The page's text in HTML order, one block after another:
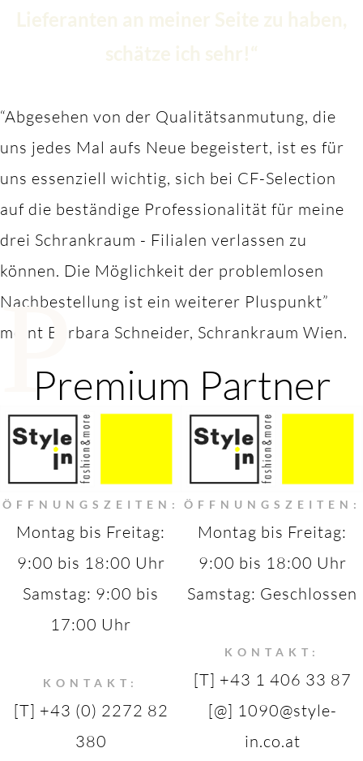
Lieferanten an meiner Seite zu haben,
schätze ich sehr!“
“Abgesehen von der Qualitätsanmutung, die
uns jedes Mal aufs Neue begeistert, ist es für
uns essenziell wichtig, sich bei CF-Selection
auf die beständige Professionalität für meine
drei Schrankraum - Filialen verlassen zu
können. Die Möglichkeit der problemlosen
Nachbestellung ist ein weiterer Pluspunkt”
meint Barbara Schneider, Schrankraum Wien.
PPremium Partner
ÖFFNUNGSZEITEN:
Montag bis Freitag:
9:00 bis 18:00 Uhr
Samstag: 9:00 bis
17:00 Uhr
KONTAKT:
[T] +43 (0) 2272 82
380
ÖFFNUNGSZEITEN:
Montag bis Freitag:
9:00 bis 18:00 Uhr
Samstag: Geschlossen
KONTAKT:
[T] +43 1 406 33 87
[@] 1090@style-
in.co.at